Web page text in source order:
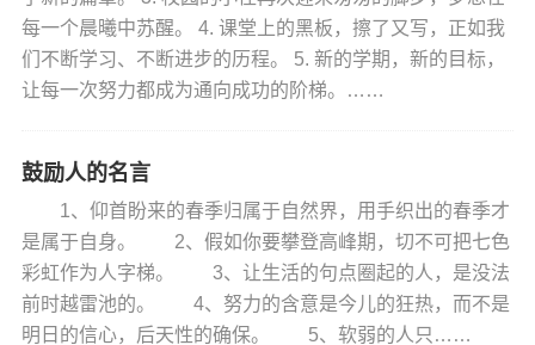
每一个晨曦中苏醒。 4. 课堂上的黑板，擦了又写，正如我
们不断学习、不断进步的历程。 5. 新的学期，新的目标，
让每一次努力都成为通向成功的阶梯。……
鼓励人的名言
1、仰首盼来的春季归属于自然界，用手织出的春季才
是属于自身。 2、假如你要攀登高峰期，切不可把七色
彩虹作为人字梯。 3、让生活的句点圈起的人，是没法
前时越雷池的。 4、努力的含意是今儿的狂热，而不是
明日的信心，后天性的确保。 5、软弱的人只……